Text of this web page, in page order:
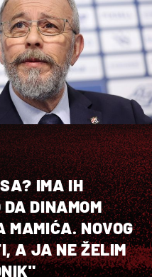
IMA IH
DINAMOM
NOVOG
A JA NE ŽELIM